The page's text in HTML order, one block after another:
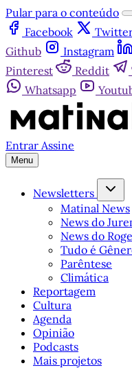
Pular para o conteúdo
Facebook
Github
Instagram
Pinterest
Reddit
Whatsapp
Entrar Assine
Menu
Newsletters
Matinal News
News do
News do
Tudo é
Parêntese
Climática
Reportagem
Cultura
Agenda
Opinião
Podcasts
Mais projetos